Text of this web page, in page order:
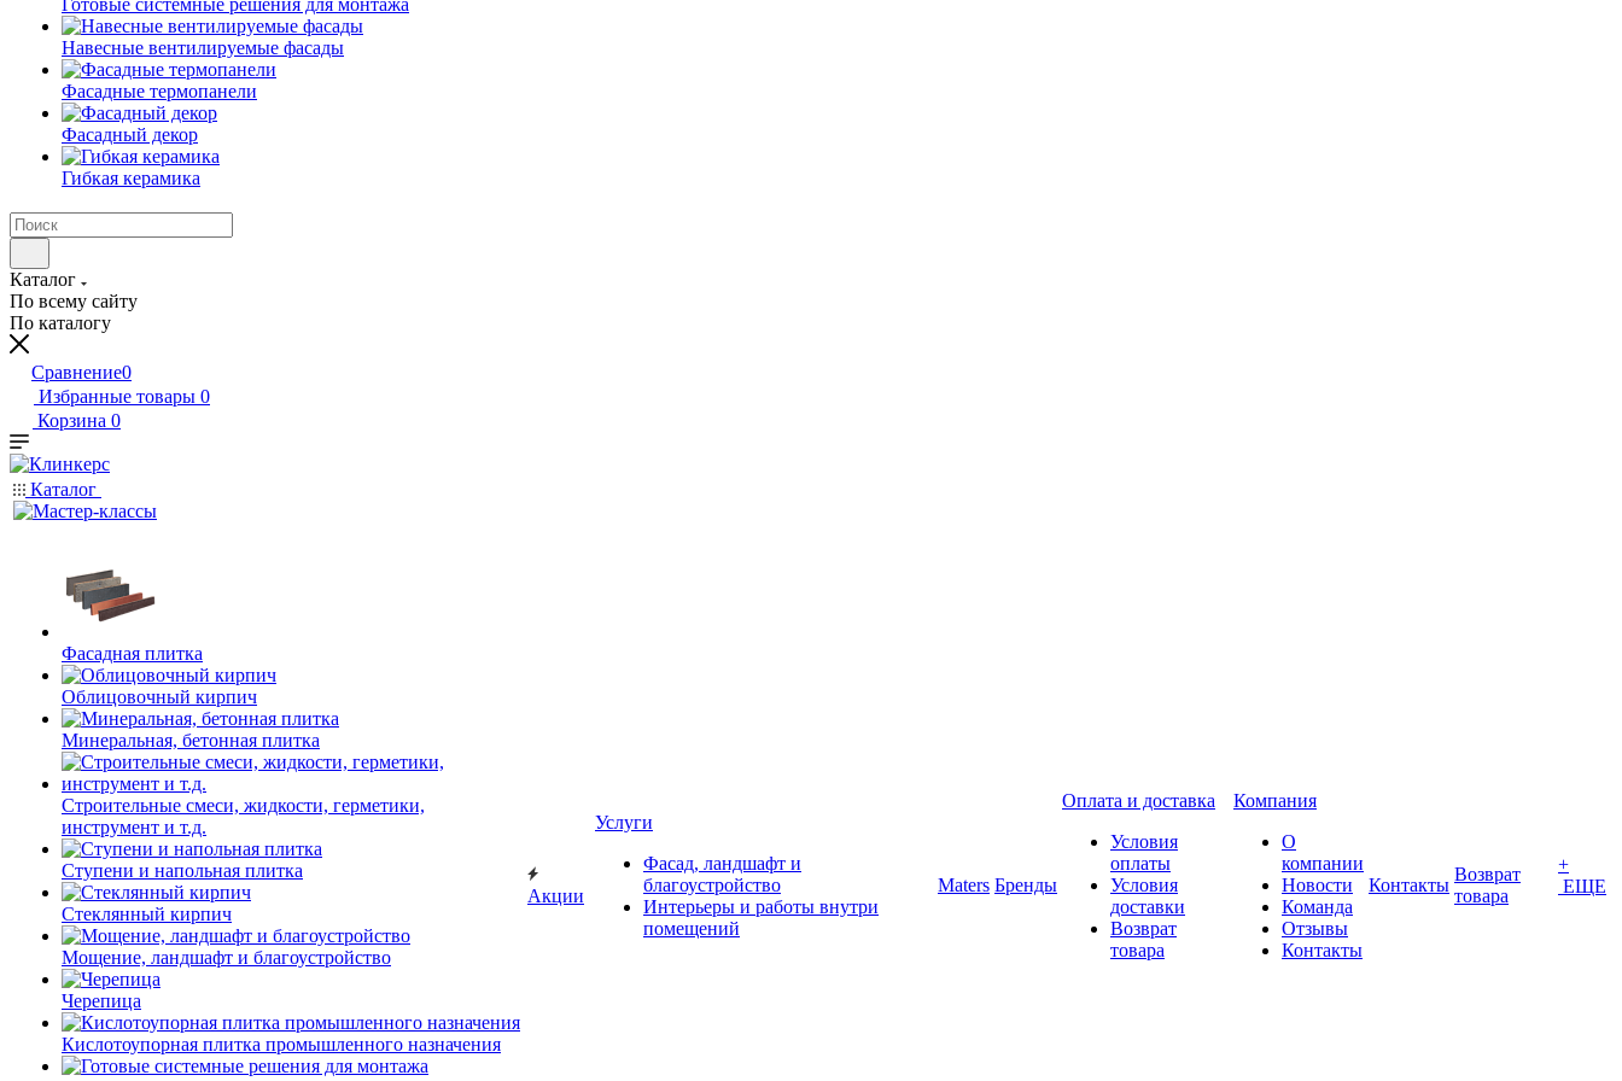
Готовые системные решения для монтажа
Навесные вентилируемые фасады
Фасадные термопанели
Фасадный декор
Гибкая керамика
Каталог
По всему сайту
По каталогу
Сравнение0
Избранные товары 0
Корзина 0
Каталог
Фасадная плитка
Облицовочный кирпич
Минеральная, бетонная плитка
Строительные смеси, жидкости, герметики,
инструмент и т.д.
Ступени и напольная плитка
Cтеклянный кирпич
Мощение, ландшафт и благоустройство
Черепица
Кислотоупорная плитка промышленного назначения
Акции
Услуги
Фасад, ландшафт и
благоустройство
Интерьеры и работы внутри
помещений
Maters Бренды
Оплата и доставка
Условия
оплаты
Условия
доставки
Возврат
товара
Компания
О
компании
Новости
Команда
Отзывы
Контакты
Контакты
Возврат
товара
+
ЕЩЕ